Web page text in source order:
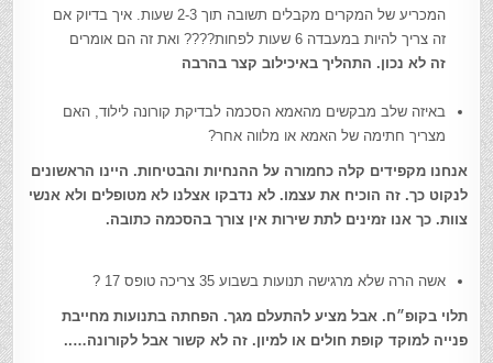
המכריע של המקרים מקבלים תשובה תוך 2-3 שעות. איך בדיוק אם
זה צריך להיות במעבדה 6 שעות לפחות???? ואת זה הם אומרים
זה לא נכון. התהליך באיכילוב קצר בהרבה
באיזה שלב מבקשים מהאמא הסכמה לבדיקת קורונה לילוד, האם
מצריך חתימה של האמא או מלווה אחר?
אנחנו מקפידים קלה כחמורה על ההנחיות והבטיחות. היינו הראשונים
לנקוט כך. זה הוכיח את עצמו. לא נדבקו אצלנו לא מטופלים ולא אנשי
צוות. כך אנו זמינים לתת שירות אין צורך בהסכמה כתובה.
אשה הרה שלא מרגישה תנועות בשבוע 35 צריכה טופס 17 ?
תלוי בקופ״ח. אבל מציע להתעלם מגך. הפחתה בתנועות מחייבת
פנייה למוקד קופת חולים או למיון. זה לא קשור אבל לקורונה…..